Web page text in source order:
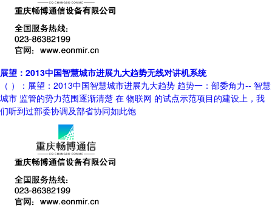
展望：2013中国智慧城市进展九大趋势无线对讲机系统
（ ）：展望：2013中国智慧城市进展九大趋势 趋势一：部委角力-- 智慧
城市 监管的势力范围逐渐清楚 在 物联网 的试点示范项目的建设上，我
们听到过部委协调及部省协同如此饱